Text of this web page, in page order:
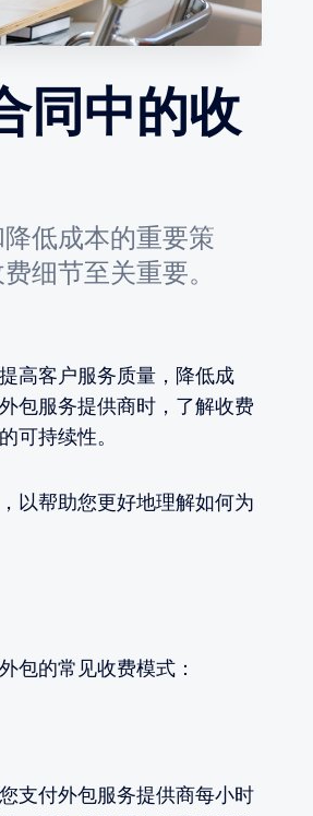
同中的收
低成本的重要策
细节至关重要。
高客户服务质量，降低成
包服务提供商时，了解收费
可持续性。
以帮助您更好地理解如何为
包的常见收费模式：
支付外包服务提供商每小时